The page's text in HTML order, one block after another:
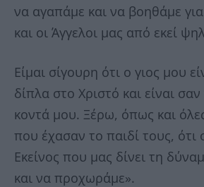
να αγαπάμε και να βοηθάμε
και οι Άγγελοι μας από εκεί
Είμαι σίγουρη ότι ο γιος μου
δίπλα στο Χριστό και είναι
κοντά μου. Ξέρω, όπως και
που έχασαν το παιδί τους, ότι
Εκείνος που μας δίνει τη
και να προχωράμε».